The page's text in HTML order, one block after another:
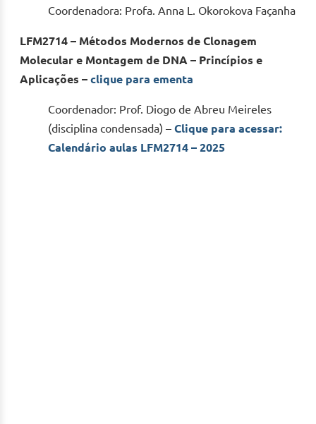
Coordenadora: Profa. Anna L. Okorokova Façanha
LFM2714 – Métodos Modernos de Clonagem
Molecular e Montagem de DNA – Princípios e
Aplicações – clique para ementa
Coordenador: Prof. Diogo de Abreu Meireles
(disciplina condensada) – Clique para acessar:
Calendário aulas LFM2714 – 2025